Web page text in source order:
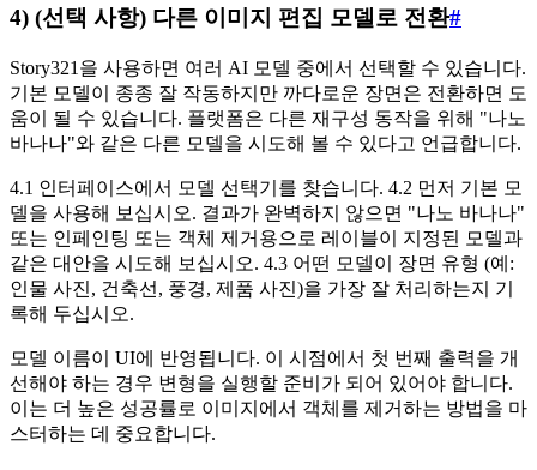
4) (선택 사항) 다른 이미지 편집 모델로 전환#
Story321을 사용하면 여러 AI 모델 중에서 선택할 수 있습니다.
기본 모델이 종종 잘 작동하지만 까다로운 장면은 전환하면 도
움이 될 수 있습니다. 플랫폼은 다른 재구성 동작을 위해 "나노
바나나"와 같은 다른 모델을 시도해 볼 수 있다고 언급합니다.
4.1 인터페이스에서 모델 선택기를 찾습니다. 4.2 먼저 기본 모
델을 사용해 보십시오. 결과가 완벽하지 않으면 "나노 바나나"
또는 인페인팅 또는 객체 제거용으로 레이블이 지정된 모델과
같은 대안을 시도해 보십시오. 4.3 어떤 모델이 장면 유형 (예:
인물 사진, 건축선, 풍경, 제품 사진)을 가장 잘 처리하는지 기
록해 두십시오.
모델 이름이 UI에 반영됩니다. 이 시점에서 첫 번째 출력을 개
선해야 하는 경우 변형을 실행할 준비가 되어 있어야 합니다.
이는 더 높은 성공률로 이미지에서 객체를 제거하는 방법을 마
스터하는 데 중요합니다.